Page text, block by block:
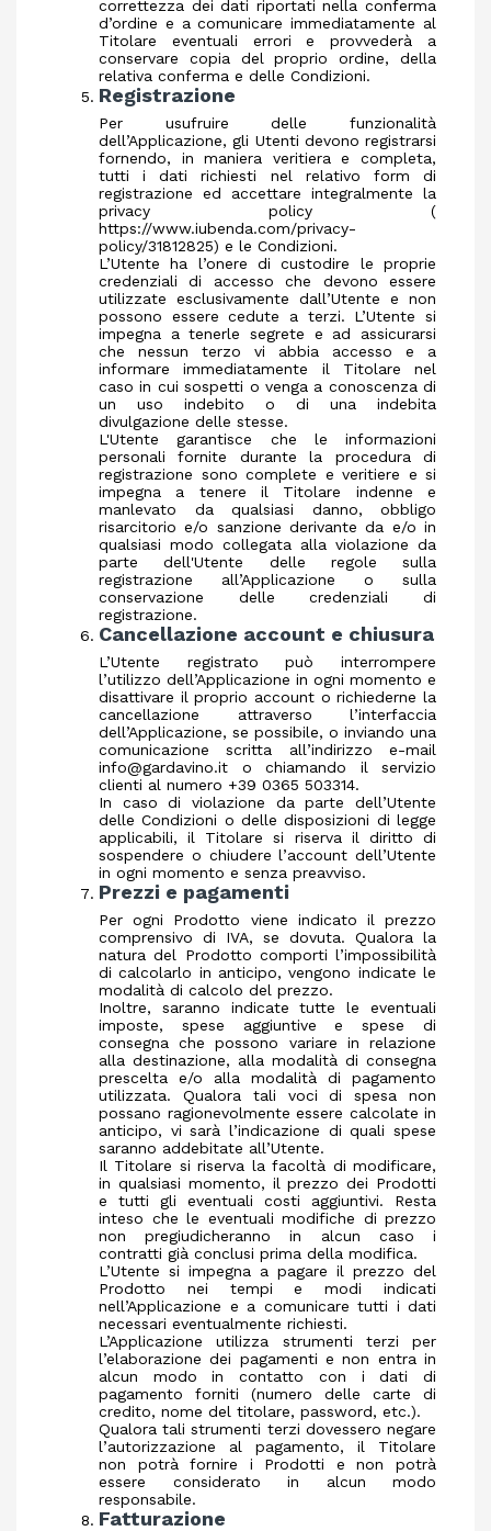
correttezza dei dati riportati nella conferma
d’ordine e a comunicare immediatamente al
Titolare eventuali errori e provvederà a
conservare copia del proprio ordine, della
relativa conferma e delle Condizioni.
Registrazione
Per usufruire delle funzionalità
dell’Applicazione, gli Utenti devono registrarsi
fornendo, in maniera veritiera e completa,
tutti i dati richiesti nel relativo form di
registrazione ed accettare integralmente la
privacy policy (
https://www.iubenda.com/privacy-
policy/31812825) e le Condizioni.
L’Utente ha l’onere di custodire le proprie
credenziali di accesso che devono essere
utilizzate esclusivamente dall’Utente e non
possono essere cedute a terzi. L’Utente si
impegna a tenerle segrete e ad assicurarsi
che nessun terzo vi abbia accesso e a
informare immediatamente il Titolare nel
caso in cui sospetti o venga a conoscenza di
un uso indebito o di una indebita
divulgazione delle stesse.
L'Utente garantisce che le informazioni
personali fornite durante la procedura di
registrazione sono complete e veritiere e si
impegna a tenere il Titolare indenne e
manlevato da qualsiasi danno, obbligo
risarcitorio e/o sanzione derivante da e/o in
qualsiasi modo collegata alla violazione da
parte dell'Utente delle regole sulla
registrazione all’Applicazione o sulla
conservazione delle credenziali di
registrazione.
Cancellazione account e chiusura
L’Utente registrato può interrompere
l’utilizzo dell’Applicazione in ogni momento e
disattivare il proprio account o richiederne la
cancellazione attraverso l’interfaccia
dell’Applicazione, se possibile, o inviando una
comunicazione scritta all’indirizzo e-mail
info@gardavino.it o chiamando il servizio
clienti al numero +39 0365 503314.
In caso di violazione da parte dell’Utente
delle Condizioni o delle disposizioni di legge
applicabili, il Titolare si riserva il diritto di
sospendere o chiudere l’account dell’Utente
in ogni momento e senza preavviso.
Prezzi e pagamenti
Per ogni Prodotto viene indicato il prezzo
comprensivo di IVA, se dovuta. Qualora la
natura del Prodotto comporti l’impossibilità
di calcolarlo in anticipo, vengono indicate le
modalità di calcolo del prezzo.
Inoltre, saranno indicate tutte le eventuali
imposte, spese aggiuntive e spese di
consegna che possono variare in relazione
alla destinazione, alla modalità di consegna
prescelta e/o alla modalità di pagamento
utilizzata. Qualora tali voci di spesa non
possano ragionevolmente essere calcolate in
anticipo, vi sarà l’indicazione di quali spese
saranno addebitate all’Utente.
Il Titolare si riserva la facoltà di modificare,
in qualsiasi momento, il prezzo dei Prodotti
e tutti gli eventuali costi aggiuntivi. Resta
inteso che le eventuali modifiche di prezzo
non pregiudicheranno in alcun caso i
contratti già conclusi prima della modifica.
L’Utente si impegna a pagare il prezzo del
Prodotto nei tempi e modi indicati
nell’Applicazione e a comunicare tutti i dati
necessari eventualmente richiesti.
L’Applicazione utilizza strumenti terzi per
l’elaborazione dei pagamenti e non entra in
alcun modo in contatto con i dati di
pagamento forniti (numero delle carte di
credito, nome del titolare, password, etc.).
Qualora tali strumenti terzi dovessero negare
l’autorizzazione al pagamento, il Titolare
non potrà fornire i Prodotti e non potrà
essere considerato in alcun modo
responsabile.
Fatturazione